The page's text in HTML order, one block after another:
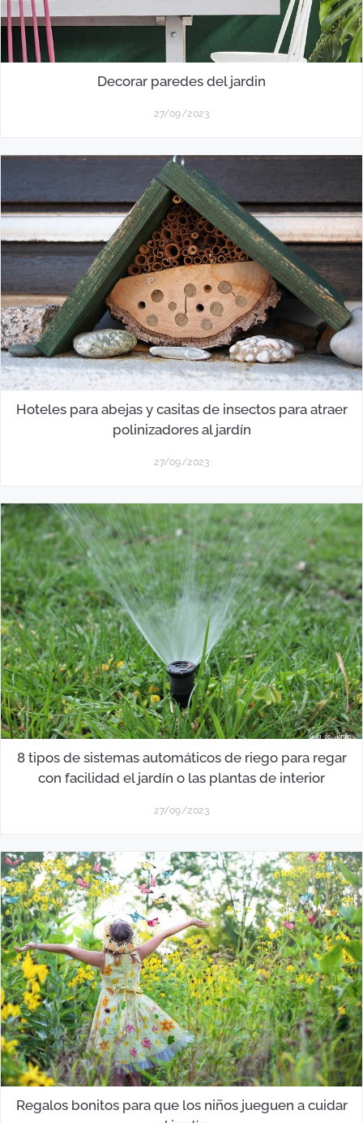
Decorar paredes del jardin
27/09/2023
Hoteles para abejas y casitas de insectos para atraer
polinizadores al jardín
27/09/2023
8 tipos de sistemas automáticos de riego para regar
con facilidad el jardín o las plantas de interior
27/09/2023
Regalos bonitos para que los niños jueguen a cuidar